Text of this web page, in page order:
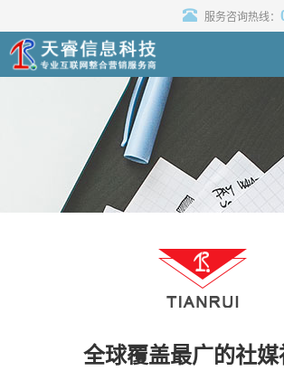
服务咨询热线：
全球覆盖最广的社媒